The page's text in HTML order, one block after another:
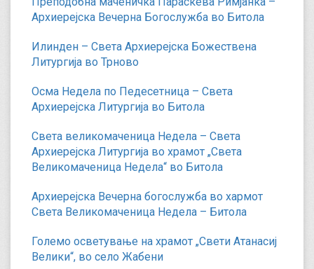
Архиерејска Вечерна Богослужба во Битола
Илинден – Света Архиерејска Божествена
Литургија во Трново
Осма Недела по Педесетница – Света
Архиерејска Литургија во Битола
Света великомаченица Недела – Света
Архиерејска Литургија во храмот „Света
Великомаченица Недела“ во Битола
Архиерејска Вечерна богослужба во хармот
Света Великомаченица Недела – Битола
Големо осветување на храмот „Свети Атанасиј
Велики“, во село Жабени